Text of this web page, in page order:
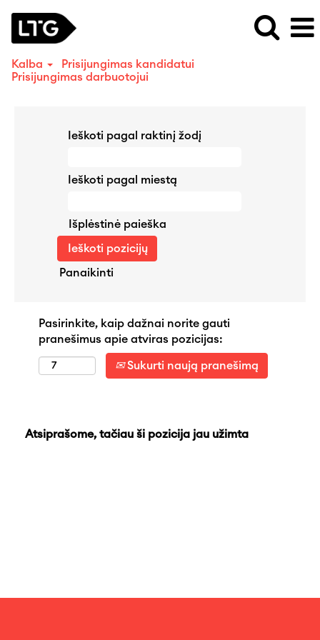
Kalba
Prisijungimas kandidatui
Prisijungimas darbuotojui
Ieškoti pagal raktinį žodį
Ieškoti pagal miestą
Išplėstinė paieška
Panaikinti
Pasirinkite, kaip dažnai norite gauti
pranešimus apie atviras pozicijas:
Sukurti naują pranešimą
Atsiprašome, tačiau ši pozicija jau užimta